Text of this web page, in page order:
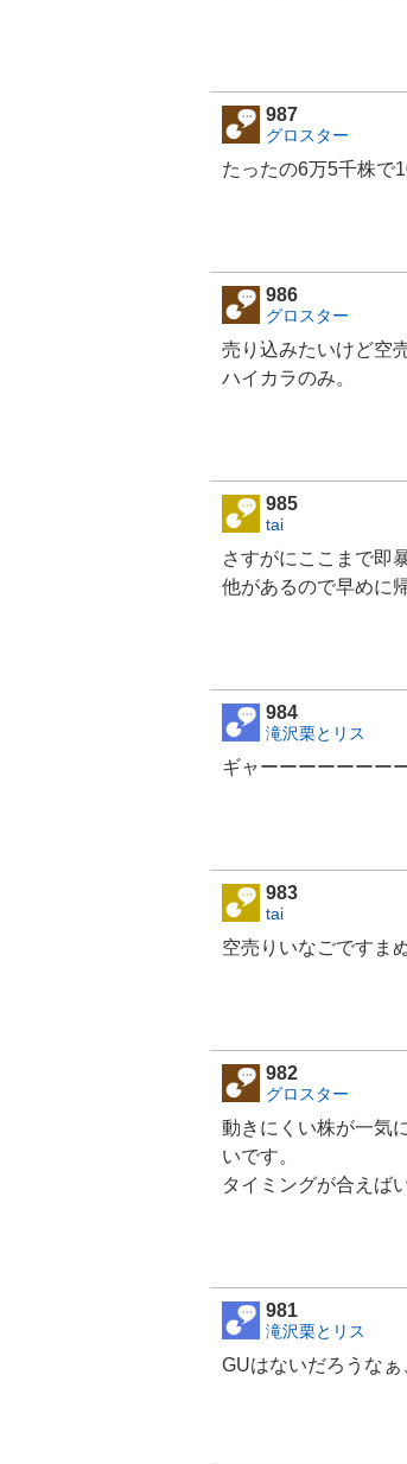
987
グロスター
たったの6万5千株で
986
グロスター
売り込みたいけど空
ハイカラのみ。
985
tai
さすがにここまで即
他があるので早めに
984
滝沢栗とリス
ギャーーーーーーー
983
tai
空売りいなごですま
982
グロスター
動きにくい株が一気
いです。
タイミングが合えば
981
滝沢栗とリス
GUはないだろうなぁ